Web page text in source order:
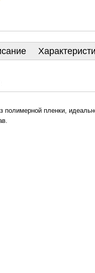
полимерной пленки,